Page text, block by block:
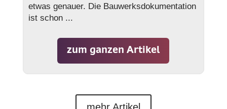
etwas genauer. Die Bauwerksdokumentation
ist schon ...
zum ganzen Artikel